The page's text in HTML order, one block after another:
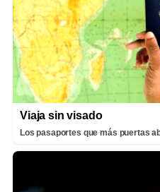
Viaja sin visado
Los pasaportes que más puertas